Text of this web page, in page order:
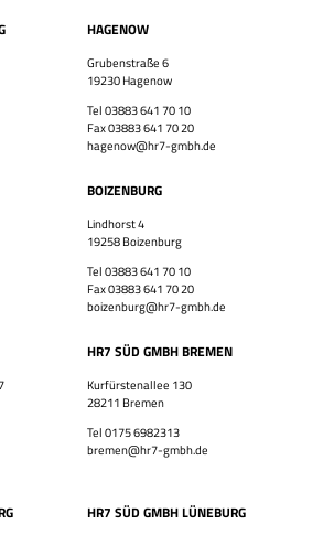
HAGENOW
Grubenstraße 6
19230 Hagenow
Tel 03883 641 70 10
Fax 03883 641 70 20
hagenow@hr7-gmbh.de
BOIZENBURG
Lindhorst 4
19258 Boizenburg
Tel 03883 641 70 10
Fax 03883 641 70 20
boizenburg@hr7-gmbh.de
HR7 SÜD GMBH BREMEN
Kurfürstenallee 130
28211 Bremen
Tel 0175 6982313
bremen@hr7-gmbh.de
HR7 SÜD GMBH LÜNEBURG
die genau zu Dir passt!